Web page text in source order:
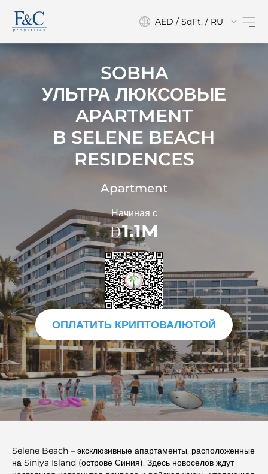
AED / SqFt. / RU
SOBHA
УЛЬТРА ЛЮКСОВЫЕ
APARTMENT
В SELENE BEACH
RESIDENCES
Apartment
Начиная с
1.1M
ОПЛАТИТЬ КРИПТОВАЛЮТОЙ
Selene Beach – эксклюзивные апартаменты, расположенные
на Siniya Island (острове Синия). Здесь новоселов ждут